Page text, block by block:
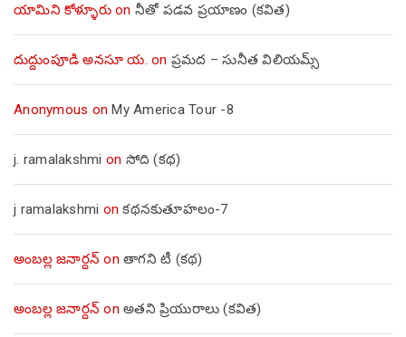
యామిని కోళ్ళూరుon నీతో పడవ ప్రయాణం (కవిత)
దుద్దుంపూడి అనసూ య. on ప్రమద – సునీత విలియమ్స్
Anonymous onMy America Tour -8
j. ramalakshmi on సోది (కథ)
j ramalakshmi onకథనకుతూహలం-7
అంబల్ల జనార్దన్ on తాగని టీ (కథ)
అంబల్ల జనార్దన్ on అతని ప్రియురాలు (కవిత)